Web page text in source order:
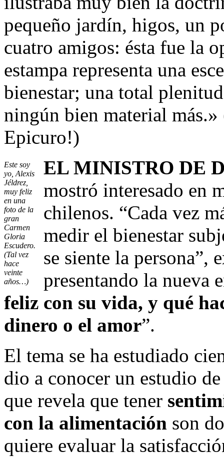
pequeño jardín, higos, un
cuatro amigos: ésta fue la
estampa representa una
bienestar; una total
ningún bien material
Epicuro!)
Este soy
yo, Alexis
Jéldrez,
muy feliz
en una
foto de la
gran
Carmen
Gloria
Escudero.
(Tal vez
hace
veinte
años…)
EL MINISTRO DE
mostró interesado en
chilenos. “Cada vez
medir el bienestar
se siente la persona”,
presentando la nueva
feliz con su vida, y qué
dinero o el amor”.
El tema se ha estudiado
dio a conocer un estudio
que revela que tener
con la alimentación son
quiere evaluar la